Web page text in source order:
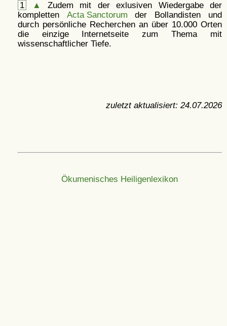
1 ▲
Zudem mit der exlusiven Wiedergabe der
kompletten Acta Sanctorum der Bollandisten und
durch persönliche Recherchen an über 10.000 Orten
die einzige Internetseite zum Thema mit
wissenschaftlicher Tiefe.
zuletzt aktualisiert: 24.07.2026
Ökumenisches Heiligenlexikon